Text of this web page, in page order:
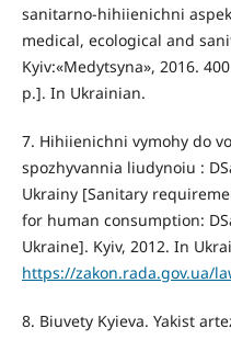
sanitarno-hihiienichni
medical, ecological and
Kyiv:«Medytsyna», 2016.
p.]. In Ukrainian.
7. Hihiienichni vymohy do
spozhyvannia liudynoiu :
Ukrainy [Sanitary
for human consumption:
Ukraine]. Kyiv, 2012. In
https://zakon.rada.gov.ua/
8. Biuvety Kyieva. Yakist